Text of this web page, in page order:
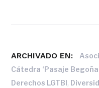
ARCHIVADO EN:
Cátedra ‘Pasaje
Derechos LGTBI,